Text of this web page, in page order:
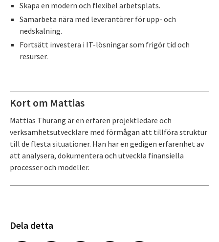
Skapa en modern och flexibel arbetsplats.
Samarbeta nära med leverantörer för upp- och
nedskalning.
Fortsätt investera i IT-lösningar som frigör tid och
resurser.
Kort om Mattias
Mattias Thurang är en erfaren projektledare och
verksamhetsutvecklare med förmågan att tillföra struktur
till de flesta situationer. Han har en gedigen erfarenhet av
att analysera, dokumentera och utveckla finansiella
processer och modeller.
Dela detta